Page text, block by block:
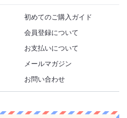
初めてのご購入ガイド
会員登録について
お支払いについて
メールマガジン
お問い合わせ